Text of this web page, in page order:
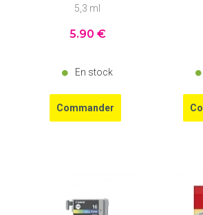
5,3 ml
5.90 €
En stock